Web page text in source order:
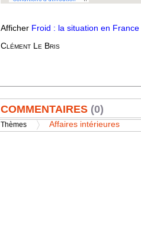
Afficher Froid : la situation en France
Clément Le Bris
AFFICHER
COMMENTAIRES (0)
Thèmes Affaires intérieures